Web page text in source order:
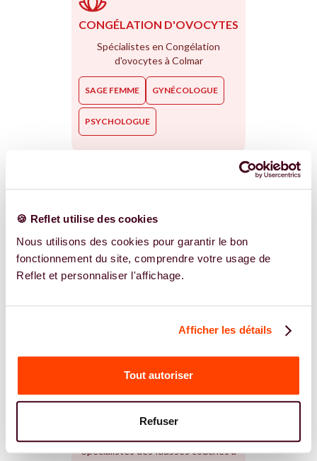
🍪 Reflet utilise des cookies
Nous utilisons des cookies pour garantir le bon
fonctionnement du site, comprendre votre usage de
Reflet et personnaliser l'affichage.
Afficher les détails
Tout autoriser
Refuser
CONGÉLATION D'OVOCYTES
Spécialistes en Congélation
d'ovocytes à Colmar
SAGE FEMME GYNÉCOLOGUE
PSYCHOLOGUE
Colmar
OSTÉOPATHE SAGE FEMME
PSYCHOLOGUE GYNÉCOLOGUE
FAUSSE COUCHE
Spécialistes des fausses couches à